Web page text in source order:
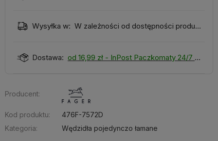
Wysyłka w: W zależności od dostępności produktu
Dostawa: od 16,99 zł - InPost Paczkomaty 24/7
Producent:
Kod produktu:
476F-7572D
Kategoria:
Wędzidła pojedynczo łamane